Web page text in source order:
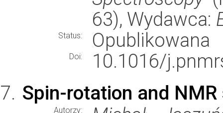
63), Wydawca:
Status: Opublikowana
Doi:
10.1016/
Spin-rotation and
Autorzy: